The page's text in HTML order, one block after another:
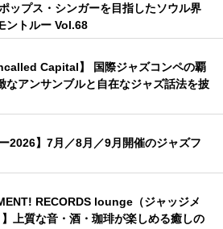
ップス・シンガーを目指したソウル界
ントルー Vol.68
Capital】 国際ジャズコンペの覇
なアンサンブルと自在なジャズ話法を披
2026】7月／8月／9月開催のジャズフ
RECORDS lounge（ジャッジメ
上質な音・酒・珈琲が楽しめる癒しの